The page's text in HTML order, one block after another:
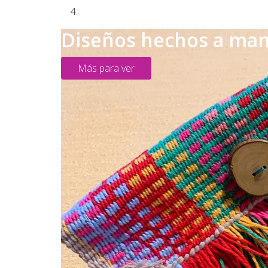
Diseños hechos a
Más para ver